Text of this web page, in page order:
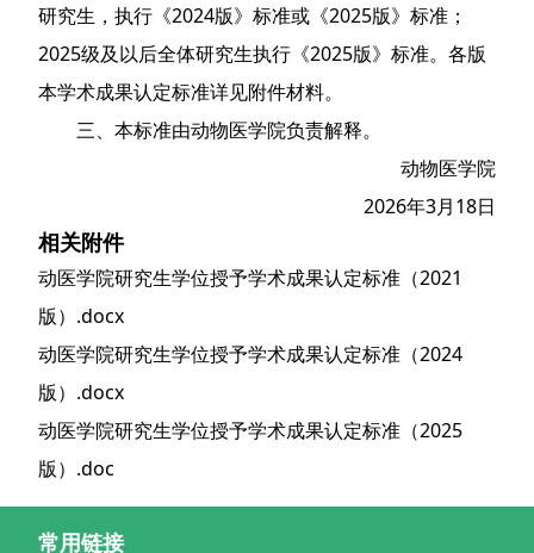
研究生，执行《2024版》标准或《2025版》标准；
2025级及以后全体研究生执行《2025版》标准。各版
本学术成果认定标准详见附件材料。
三、本标准由动物医学院负责解释。
动物医学院
2026年3月18日
相关附件
动医学院研究生学位授予学术成果认定标准（2021
版）.docx
动医学院研究生学位授予学术成果认定标准（2024
版）.docx
动医学院研究生学位授予学术成果认定标准（2025
版）.doc
常用链接